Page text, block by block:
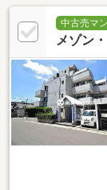
中古売マ
メゾン